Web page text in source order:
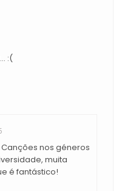
:(
nos géneros
muita
é fantástico!